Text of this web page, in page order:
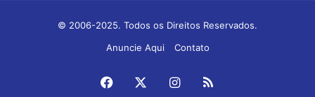
© 2006-2025. Todos os Direitos Reservados.
Anuncie Aqui
Contato
Facebook Instagram
RSS